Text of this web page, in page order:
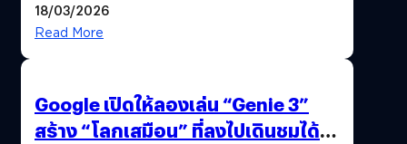
18/03/2026
Read More
Google เปิดให้ลองเล่น “Genie 3”
สร้าง “โลกเสมือน” ที่ลงไปเดินชมได้